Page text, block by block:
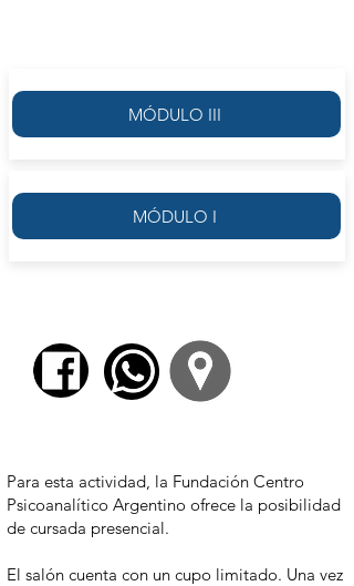
MÓDULO III
MÓDULO I
Para esta actividad, la Fundación Centro
Psicoanalítico Argentino ofrece la posibilidad
de cursada presencial.
El salón cuenta con un cupo limitado. Una vez